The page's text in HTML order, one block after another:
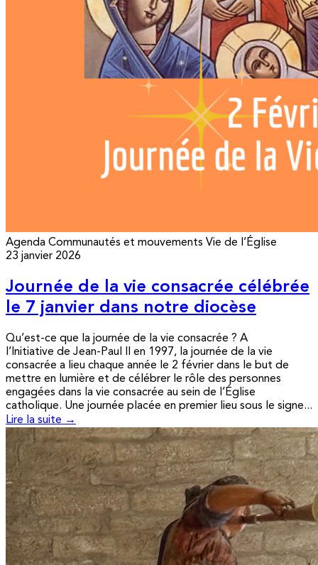
Agenda Communautés et mouvements Vie de l’Église
23 janvier 2026
Journée de la vie consacrée célébrée
le 7 janvier dans notre diocèse
Qu’est-ce que la journée de la vie consacrée ? A
l’Initiative de Jean-Paul II en 1997, la journée de la vie
consacrée a lieu chaque année le 2 février dans le but de
mettre en lumière et de célébrer le rôle des personnes
engagées dans la vie consacrée au sein de l’Église
catholique. Une journée placée en premier lieu sous le signe...
Lire la suite →